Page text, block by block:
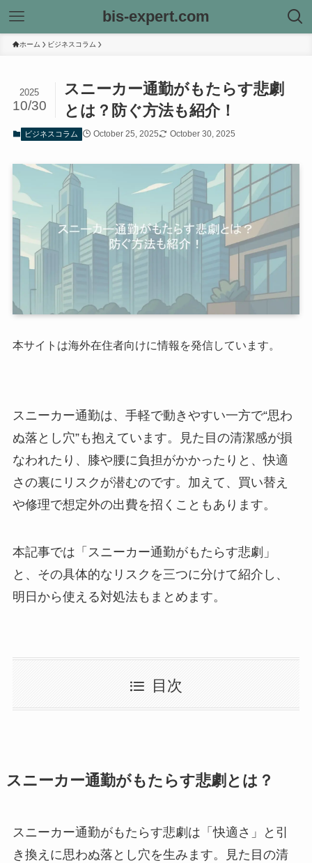
bis-expert.com
ホーム ビジネスコラム
スニーカー通勤がもたらす悲劇
とは？防ぐ方法も紹介！
2025
10/30
ビジネスコラム October 25, 2025 October 30, 2025
本サイトは海外在住者向けに情報を発信しています。
スニーカー通勤は、手軽で動きやすい一方で“思わ
ぬ落とし穴”も抱えています。見た目の清潔感が損
なわれたり、膝や腰に負担がかかったりと、快適
さの裏にリスクが潜むのです。加えて、買い替え
や修理で想定外の出費を招くこともあります。
本記事では「スニーカー通勤がもたらす悲劇」
と、その具体的なリスクを三つに分けて紹介し、
明日から使える対処法もまとめます。
目次
スニーカー通勤がもたらす悲劇とは？
スニーカー通勤がもたらす悲劇は「快適さ」と引
き換えに思わぬ落とし穴を生みます。見た目の清